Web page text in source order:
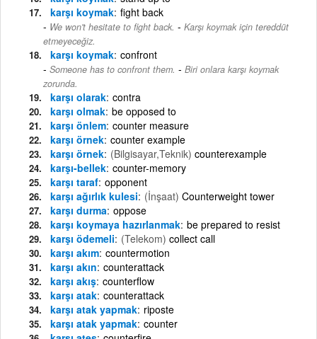
karşı koymak fight back
We won't hesitate to fight back. - Karşı koymak için tereddüt
etmeyeceğiz.
karşı koymak confront
Someone has to confront them. - Biri onlara karşı koymak
zorunda.
karşı olarak contra
karşı olmak be opposed to
karşı önlem counter measure
karşı örnek counter example
karşı örnek (Bilgisayar,Teknik) counterexample
karşı-bellek counter-memory
karşı taraf opponent
karşı ağırlık kulesi (İnşaat) Counterweight tower
karşı durma oppose
karşı koymaya hazırlanmak be prepared to resist
karşı ödemeli (Telekom) collect call
karşı akım countermotion
karşı akın counterattack
karşı akış counterflow
karşı atak counterattack
karşı atak yapmak riposte
karşı atak yapmak counter